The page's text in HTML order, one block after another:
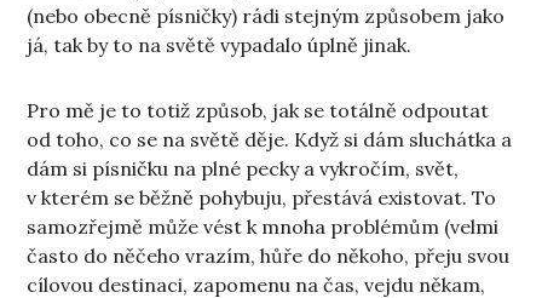
(nebo obecně písničky) rádi stejným způsobem jako
já, tak by to na světě vypadalo úplně jinak.
Pro mě je to totiž způsob, jak se totálně odpoutat
od toho, co se na světě děje. Když si dám sluchátka a
dám si písničku na plné pecky a vykročím, svět,
v kterém se běžně pohybuju, přestává existovat. To
samozřejmě může vést k mnoha problémům (velmi
často do něčeho vrazím, hůře do někoho, přeju svou
cílovou destinaci, zapomenu na čas, vejdu někam,